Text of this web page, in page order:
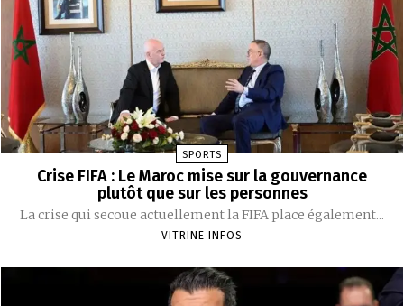
SPORTS
Crise FIFA : Le Maroc mise sur la gouvernance
plutôt que sur les personnes
La crise qui secoue actuellement la FIFA place également...
VITRINE INFOS